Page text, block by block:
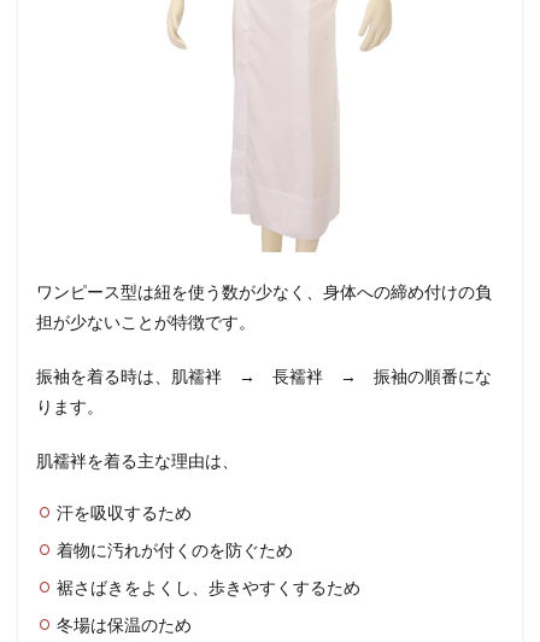
ワンピース型は紐を使う数が少なく、身体への締め付けの負
担が少ないことが特徴です。
振袖を着る時は、肌襦袢 → 長襦袢 → 振袖の順番にな
ります。
肌襦袢を着る主な理由は、
汗を吸収するため
着物に汚れが付くのを防ぐため
裾さばきをよくし、歩きやすくするため
冬場は保温のため